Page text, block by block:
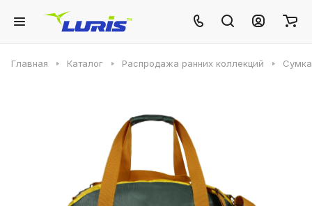
Главная Каталог Распродажа ранних коллекций